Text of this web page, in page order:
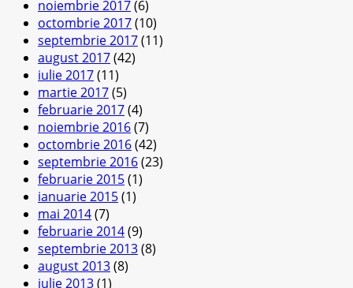
noiembrie 2017(6)
octombrie 2017(10)
septembrie 2017(11)
august 2017(42)
iulie 2017(11)
martie 2017(5)
februarie 2017(4)
noiembrie 2016(7)
octombrie 2016(42)
septembrie 2016(23)
februarie 2015(1)
ianuarie 2015(1)
mai 2014(7)
februarie 2014(9)
septembrie 2013(8)
august 2013(8)
iulie 2013(1)